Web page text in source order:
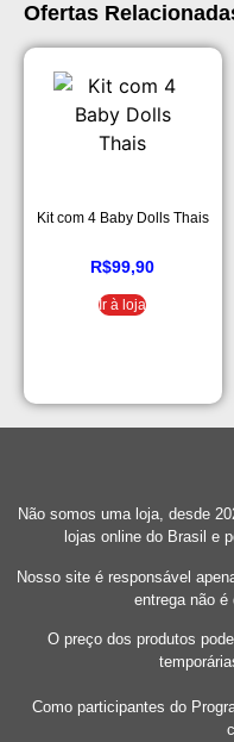
Ofertas
Kit com 4 Baby Dolls Thais
R$99,90
Ir à loja
Não somos uma loja, desde
lojas online do Brasil e
Nosso site é responsável
entrega não é
O preço dos produtos
Como participantes do